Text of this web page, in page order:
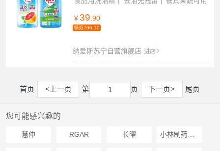
￥ 39 .90
领券200-10
纳爱斯苏宁自营旗舰店 进店
首页 <上一页 第
1
1
页 下一页> 尾页
您可能感兴趣的
慧仲 RGAR 长曜 小林制药KOBAYASHI